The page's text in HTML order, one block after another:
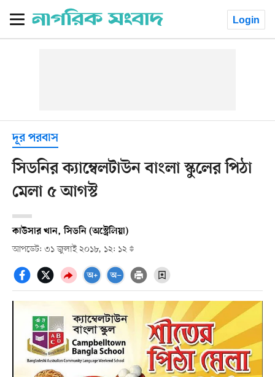
Login
দূর পরবাস
সিডনির ক্যাম্বেলটাউন বাংলা স্কুলের পিঠা
মেলা ৫ আগস্ট
কাউসার খান, সিডনি (অস্ট্রেলিয়া)
আপডেট: ৩১ জুলাই ২০১৮, ১২: ১২